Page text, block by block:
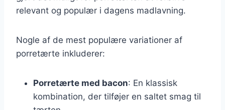
relevant og populær i dagens madlavning.
Nogle af de mest populære variationer af
porretærte inkluderer:
Porretærte med bacon: En klassisk
kombination, der tilføjer en saltet smag til